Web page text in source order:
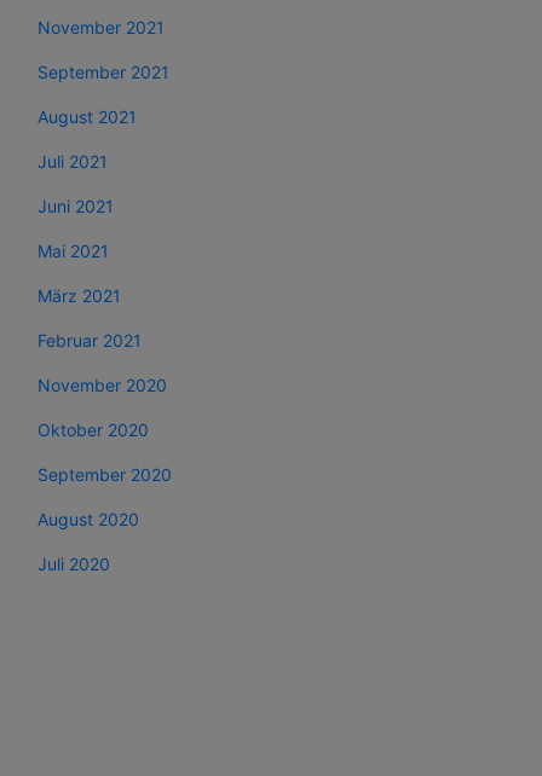
November 2021
September 2021
August 2021
Juli 2021
Juni 2021
Mai 2021
März 2021
Februar 2021
November 2020
Oktober 2020
September 2020
August 2020
Juli 2020